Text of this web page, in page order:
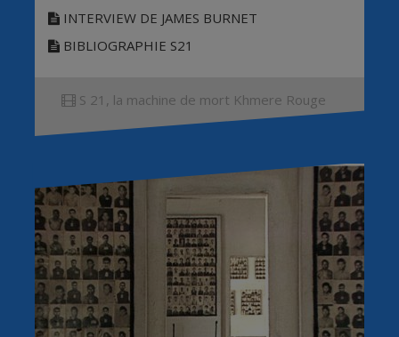
INTERVIEW DE JAMES BURNET
BIBLIOGRAPHIE S21
S 21, la machine de mort Khmere Rouge